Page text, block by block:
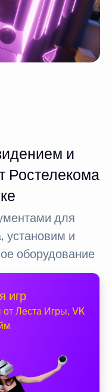
и
Ростелекома
для
установим и
оборудование
игр
Леста Игры, VK